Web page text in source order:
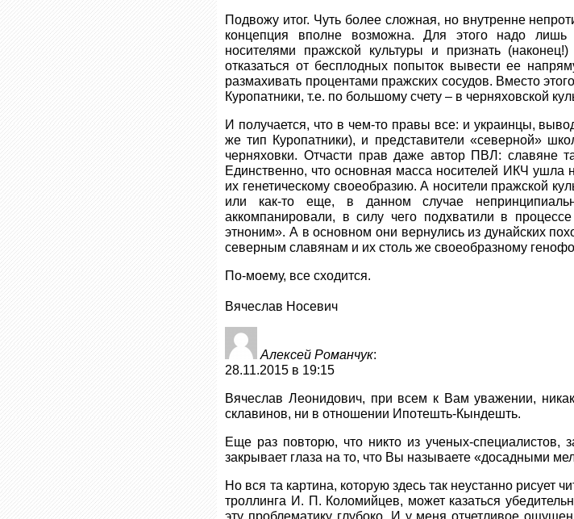
Подвожу итог. Чуть более сложная, но внутренне
концепция вполне возможна. Для этого надо лишь
носителями пражской культуры и признать
отказаться от бесплодных попыток вывести ее
размахивать процентами пражских сосудов. Вместо
Куропатники, т.е. по большому счету – в черняховской
И получается, что в чем-то правы все: и украинцы,
же тип Куропатники), и представители «северной»
черняховки. Отчасти прав даже автор ПВЛ: славяне
Единственно, что основная масса носителей ИКЧ
их генетическому своеобразию. А носители пражской
или как-то еще, в данном случае
аккомпанировали, в силу чего подхватили в
этноним». А в основном они вернулись из дунайских
северным славянам и их столь же своеобразному
По-моему, все сходится.
Вячеслав Носевич
Алексей Романчук:
28.11.2015 в 19:15
Вячеслав Леонидович, при всем к Вам уважении,
склавинов, ни в отношении Ипотешть-Кындешть.
Еще раз повторю, что никто из ученых-специалистов,
закрывает глаза на то, что Вы называете «досадными
Но вся та картина, которую здесь так неустанно рисует
троллинга И. П. Коломийцев, может казаться